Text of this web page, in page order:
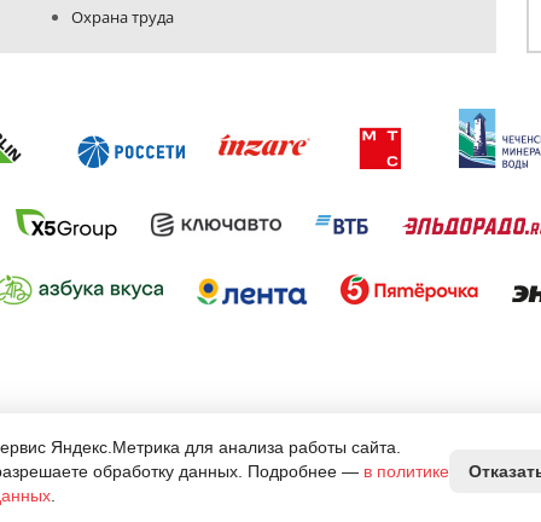
Охрана труда
ООО РПК "Брендпринт"
Яндекс.Метрика для анализа работы сайта.
обработку данных. Подробнее — в политике